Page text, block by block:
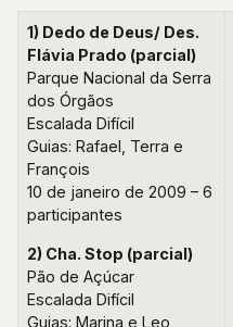
1) Dedo de Deus/ Des.
Flávia Prado (parcial)
Parque Nacional da Serra
dos Órgãos
Escalada Difícil
Guias: Rafael, Terra e
François
10 de janeiro de 2009 – 6
participantes
2) Cha. Stop (parcial)
Pão de Açúcar
Escalada Difícil
Guias: Marina e Leo